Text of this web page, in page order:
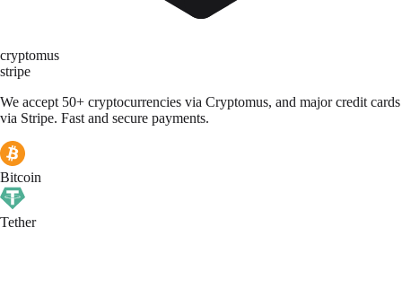
cryptomus
stripe
We accept 50+ cryptocurrencies via Cryptomus, and major credit cards
via Stripe. Fast and secure payments.
Bitcoin
Tether